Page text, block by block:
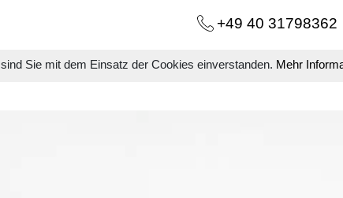
Sie mit dem Einsatz der Cookies einverstanden. Mehr
+49 40 31798362